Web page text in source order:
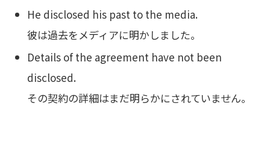
He disclosed his past to the media.
彼は過去をメディアに明かしました。
Details of the agreement have not been
disclosed.
その契約の詳細はまだ明らかにされていません。